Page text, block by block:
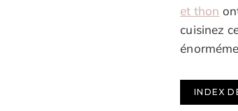
et thon
cuisinez
INDEX